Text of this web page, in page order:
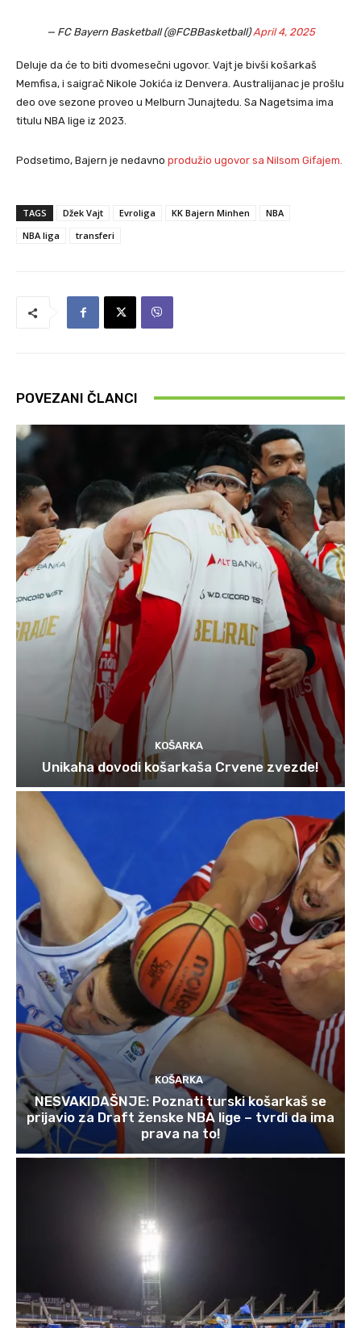
— FC Bayern Basketball (@FCBBasketball)April 4, 2025
Deluje da će to biti dvomesečni ugovor. Vajt je bivši košarkaš
Memfisa, i saigrač Nikole Jokića iz Denvera. Australijanac je prošlu
deo ove sezone proveo u Melburn Junajtedu. Sa Nagetsima ima
titulu NBA lige iz 2023.
Podsetimo, Bajern je nedavno produžio ugovor sa Nilsom Gifajem.
TAGS Džek Vajt Evroliga KK Bajern Minhen
NBA
NBA liga
transferi
POVEZANI ČLANCI
KOŠARKA
Unikaha dovodi košarkaša Crvene zvezde!
KOŠARKA
NESVAKIDAŠNJE: Poznati turski košarkaš se
prijavio za Draft ženske NBA lige – tvrdi da ima
prava na to!